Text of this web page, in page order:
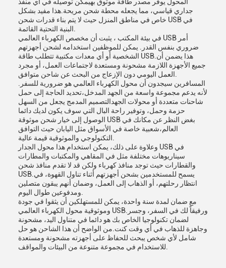
جداري قياسي، مما يجعله محطة شحن مريحة.هذا مفيد بشكل
خاص في مناطق المنزل حيث لا يتم بناء قدرات شحن USB في
في بيئة المكتب ، يثبت أن مخصص الكهرباء العالمي USB أمر
ضروري بنفس القدر. يمكن للموظفين استخدامه لشحن أجهزتهم
الشخصية أو أي معدات مكتبية تتطلب طاقة USB.هذا يضمن أن
جميع الأجهزة اللازمة مشحونة ومستعدة لاجتماعات العمل، أو مجرد
المسافرين سيجدون أن محول الكهرباء العالمي هو ضرورية للسفر.
لأنه يدعم مجموعة واسعة من الجهد المدخل،تحديد الحاجة إلى حمل
شاحنات متعددة أو محولات الجهدالتصميم المدمج يجعل من السهل
حزمة وحمل، وتوفير راحة البال التي سوف يكون لديك دائما
الوصول إلى خيار شحن موثوقة USB بغض النظر عن مكانك في
العالم،شعبية خاصة في الأسواق مثل اليابان حيث التوافق
وعلاوة على ذلك، يمكن استخدام هذا محول الجدار USB في
سيناريوهات مختلفة مثل في المقاهي والمكتبات والمطارات
والقطارات حيث توجد منافذ كهرباء ولكن قد لا تقدم منافذ شحن
USB.يسمح للمستخدمين بشحن أجهزتهم أثناء تناول القهوة، في
انتظار رحلتهم، أو الذهاب إلى العمل، وضمان أنهم يبقون متصلين
مع ضمان لمدة سنة واحدة، يمكن للمستهلكين أن يثقوا في جودة
وموثوقية محول الكهرباء العالمي USB.ورفيقاً لك في السفر، وجسر
لضمان تكنولوجيا الخاص بك هو دائما في متناول اليد، مشحونة
وجاهزة للذهاب في أي وقت كنت.من الواضح أن هذا الشاحن هو حل
شامل لأي شخص يبحث للحفاظ على أجهزته مشحونة ومستعدة